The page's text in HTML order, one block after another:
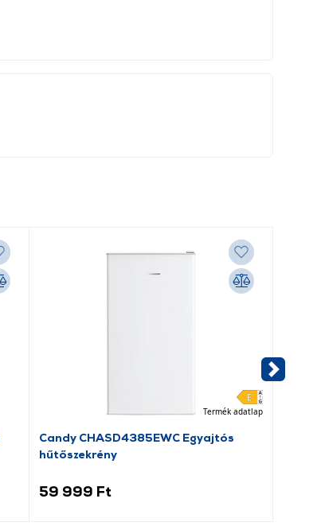
Termék adatlap
Candy CHASD4385EWC Egyajtós
hűtőszekrény
59 999 Ft